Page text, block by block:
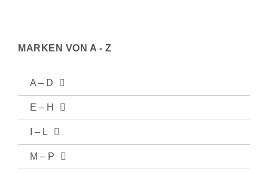
MARKEN VON A - Z
A – D
E – H
I – L
M – P